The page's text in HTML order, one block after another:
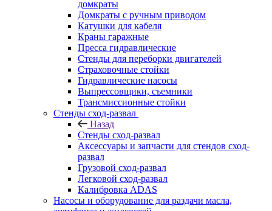
домкраты
Домкраты с ручным приводом
Катушки для кабеля
Краны гаражные
Пресса гидравлические
Стенды для переборки двигателей
Страховочные стойки
Гидравлические насосы
Выпрессовщики, съемники
Трансмиссионные стойки
Стенды сход-развал
Назад
Стенды сход-развал
Аксессуары и запчасти для стендов сход-
развал
Грузовой сход-развал
Легковой сход-развал
Калибровка ADAS
Насосы и оборудование для раздачи масла,